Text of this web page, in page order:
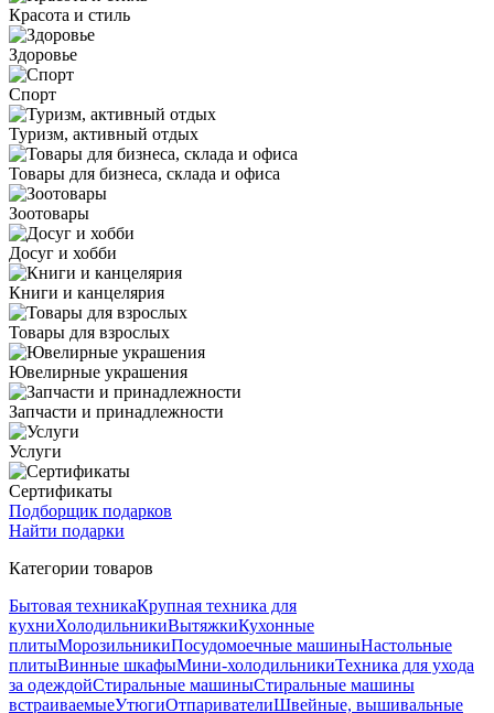
Красота и стиль
Здоровье
Спорт
Туризм, активный отдых
Товары для бизнеса, склада и офиса
Зоотовары
Досуг и хобби
Книги и канцелярия
Товары для взрослых
Ювелирные украшения
Запчасти и принадлежности
Услуги
Сертификаты
Подборщик подарков
Найти подарки
Категории товаров
Бытовая техникаКрупная техника для
кухниХолодильникиВытяжкиКухонные
плитыМорозильникиПосудомоечные машиныНастольные
плитыВинные шкафыМини-холодильникиТехника для ухода
за одеждойСтиральные машиныСтиральные машины
встраиваемыеУтюгиОтпаривателиШвейные, вышивальные